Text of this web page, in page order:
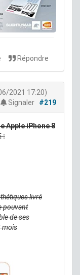
Répondre
2021 17:20)
Signaler
#219
Apple iPhone 8
:
livré
pouvant
de ses
mois